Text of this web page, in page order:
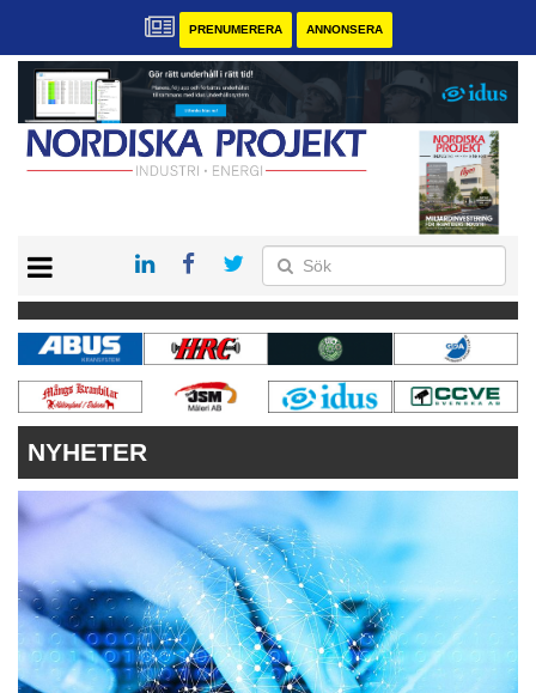
PRENUMERERA ANNONSERA
KONTAKT
VÅRA ANDRA MAGASIN
PRENUMERERA
ANNONSERA
NYHETER